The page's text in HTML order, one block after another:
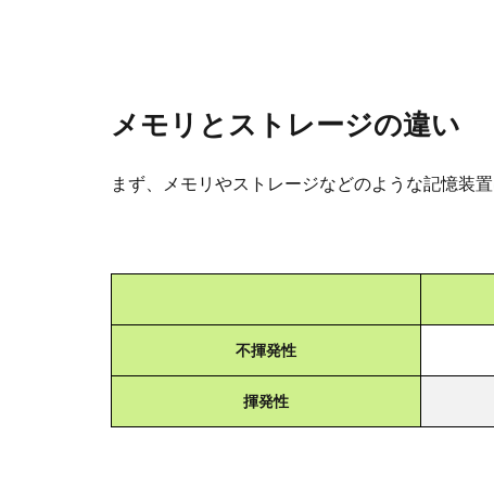
メモリとストレージの違い
まず、メモリやストレージなどのような記憶装
不揮発性
揮発性